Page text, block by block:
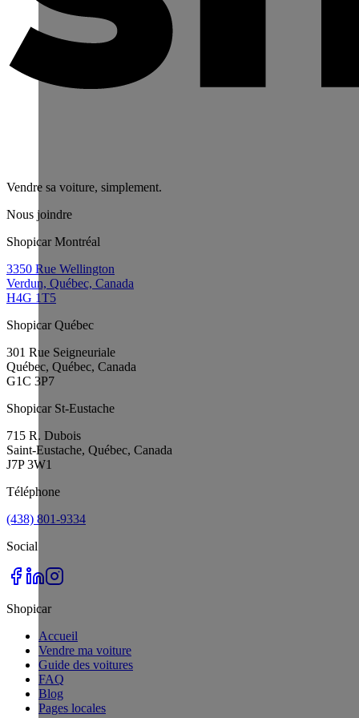
Vendre sa voiture, simplement.
Nous joindre
Shopicar Montréal
3350 Rue Wellington
Verdun, Québec, Canada
H4G 1T5
Shopicar Québec
301 Rue Seigneuriale
Québec, Québec, Canada
G1C 3P7
Shopicar St-Eustache
715 R. Dubois
Saint-Eustache, Québec, Canada
J7P 3W1
Téléphone
(438) 801-9334
Social
Shopicar
Accueil
Vendre ma voiture
Guide des voitures
FAQ
Blog
Pages locales